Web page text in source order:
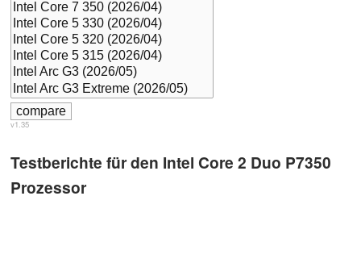
v1.35
Testberichte für den Intel Core 2 Duo P7350
Prozessor